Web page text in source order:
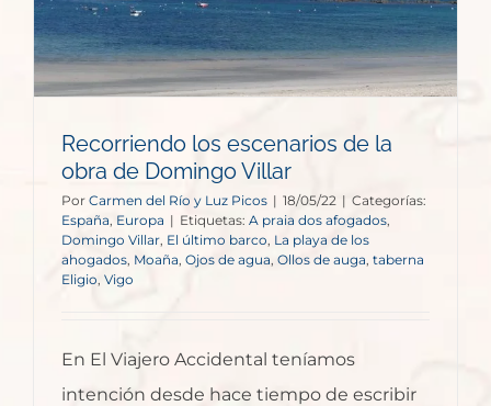
Recorriendo los escenarios de la
obra de Domingo Villar
Por Carmen del Río y Luz Picos | 18/05/22 | Categorías:
España Europa | Etiquetas: A praia dos afogados
Domingo Villar, El último barco, La playa de los
ahogados Moaña, Ojos de agua, Ollos de auga taberna
Eligio, Vigo
En El Viajero Accidental teníamos
intención desde hace tiempo de escribir